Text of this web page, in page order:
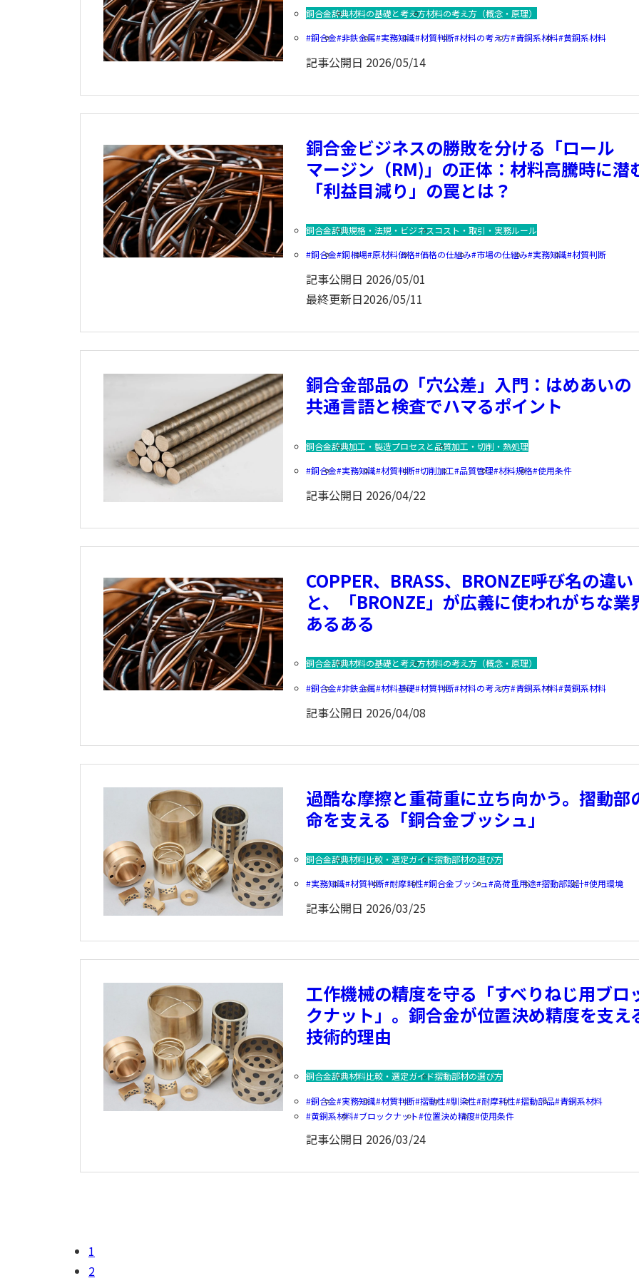
銅合金辞典材料の基礎と考え方材料の考え方（概念・原理）
銅合金 非鉄金属 実務知識 材質判断 材料の考え方 青銅系材料 黄銅系材料
記事公開日 2026/05/14
銅合金ビジネスの勝敗を分ける「ロール
マージン（RM)」の正体：材料高騰時に潜
「利益目減り」の罠とは？
銅合金辞典規格・法規・ビジネスコスト・取引・実務ルール
銅合金 銅相場 原材料価格 価格の仕組み 市場の仕組み 実務知識 材質判断
記事公開日 2026/05/01
最終更新日2026/05/11
銅合金部品の「穴公差」入門：はめあいの
共通言語と検査でハマるポイント
銅合金辞典加工・製造プロセスと品質加工・切削・熱処理
銅合金 実務知識 材質判断 切削加工 品質管理 材料規格 使用条件
記事公開日 2026/04/22
COPPER、BRASS、BRONZE――呼び名の違い
と、「BRONZE」が広義に使われがちな業
あるある
銅合金辞典材料の基礎と考え方材料の考え方（概念・原理）
銅合金 非鉄金属 材料基礎 材質判断 材料の考え方 青銅系材料 黄銅系材料
記事公開日 2026/04/08
過酷な摩擦と重荷重に立ち向かう。摺動部
命を支える「銅合金ブッシュ」
銅合金辞典材料比較・選定ガイド摺動部材の選び方
実務知識 材質判断 耐摩耗性 銅合金ブッシュ 高荷重用途 摺動部設計 使用環境
記事公開日 2026/03/25
工作機械の精度を守る「すべりねじ用ブロ
クナット」。銅合金が位置決め精度を支え
技術的理由
銅合金辞典材料比較・選定ガイド摺動部材の選び方
銅合金 実務知識 材質判断 摺動性 馴染性 耐摩耗性 摺動部品 青銅系材料
黄銅系材料 ブロックナット 位置決め精度 使用条件
記事公開日 2026/03/24
1
2